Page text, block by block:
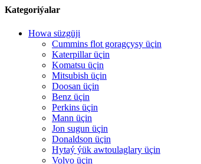
Kategoriýalar
Howa süzgüji
Cummins flot goragçysy üçin
Katerpillar üçin
Komatsu üçin
Mitsubish üçin
Doosan üçin
Benz üçin
Perkins üçin
Mann üçin
Jon sugun üçin
Donaldson üçin
Hytaý ýük awtoulaglary üçin
Volvo üçin